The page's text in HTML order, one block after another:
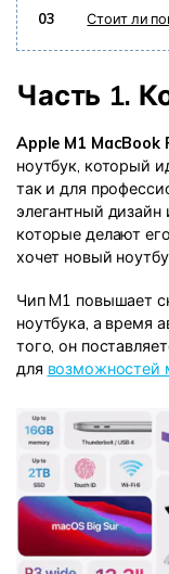
03
Стоит ли
Часть 1.
Apple M1 MacBook
ноутбук, который
так и для
элегантный
которые делают
хочет новый
Чип M1 повышает
ноутбука, а время
того, он
для возможностей